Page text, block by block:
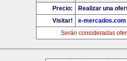
Precio:
Realizar una
Visitar!
e-mercados.com
Serán consideradas